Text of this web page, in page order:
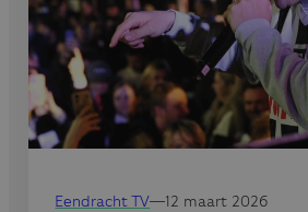
Eendracht TV—12 maart 2026